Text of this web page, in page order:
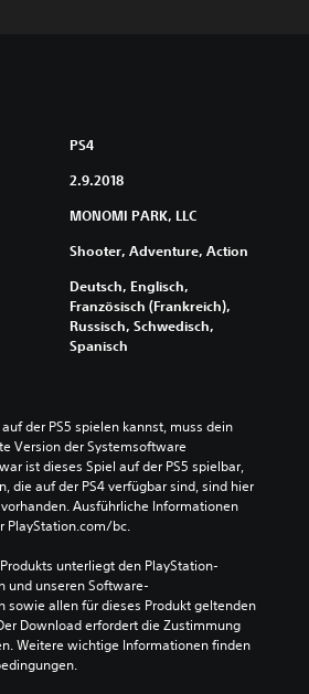
PS4
2.9.2018
MONOMI PARK, LLC
Shooter, Adventure, Action
Deutsch, Englisch,
Französisch (Frankreich),
Russisch, Schwedisch,
Spanisch
der PS5 spielen kannst, muss dein
Version der Systemsoftware
ist dieses Spiel auf der PS5 spielbar,
die auf der PS4 verfügbar sind, sind hier
Ausführliche Informationen
PlayStation.com/bc.
unterliegt den PlayStation-
und unseren Software-
sowie allen für dieses Produkt geltenden
Download erfordert die Zustimmung
Weitere wichtige Informationen finden